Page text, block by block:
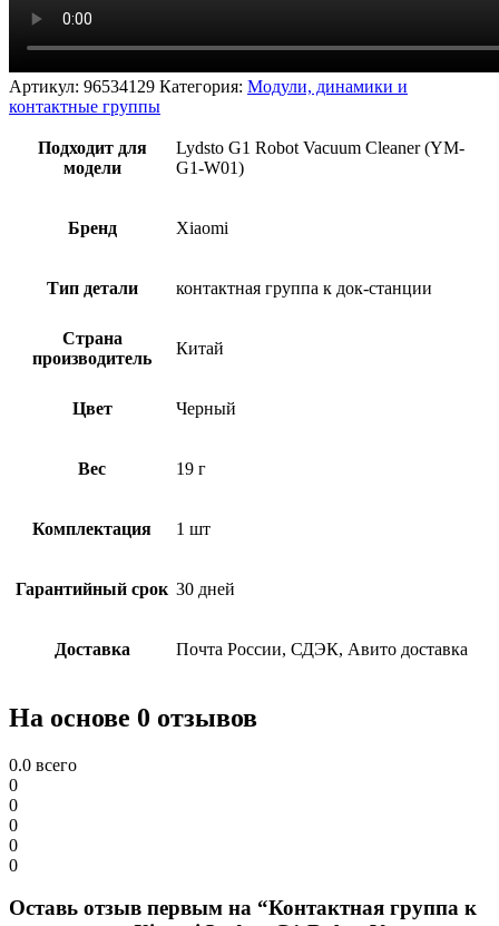
Артикул: 96534129 Категория: Модули, динамики и
контактные группы
Подходит для
модели
Lydsto G1 Robot Vacuum Cleaner (YM-
G1-W01)
Бренд Xiaomi
Тип детали контактная группа к док-станции
Страна
производитель
Китай
Цвет Черный
Вес 19 г
Комплектация 1 шт
Гарантийный срок 30 дней
Доставка Почта России, СДЭК, Авито доставка
На основе 0 отзывов
0.0 всего
0
0
0
0
0
Оставь отзыв первым на “Контактная группа к